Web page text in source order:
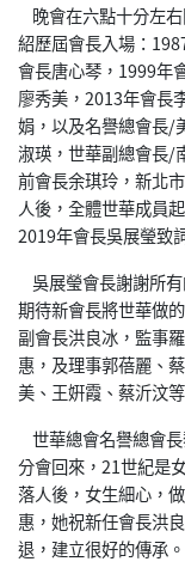
晚會在六點十分左
紹歷屆會長入場：
會長唐心琴，1999年
廖秀美，2013年會長
娟，以及名譽總會長/
淑瑛，世華副總會長/
前會長余琪玲，新北
人後，全體世華成員
2019年會長吳展瑩致
吳展瑩會長謝謝所
期待新會長將世華做
副會長洪良冰，監事
惠，及理事郭蓓麗、
美、王姸霞、蔡沂汶
世華總會名譽總會
分會回來，21世紀是
落人後，女生細心，
惠，她祝新任會長洪
退，建立很好的傳承。